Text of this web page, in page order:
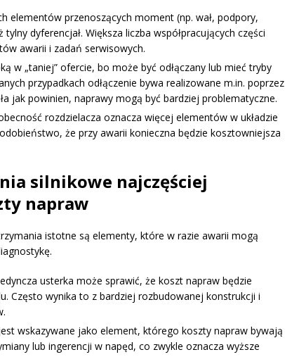
elementów przenoszących moment (np. wał, podpory,
dyferencjał. Większa liczba współpracujących części
awarii i zadań serwisowych.
w „taniej” ofercie, bo może być odłączany lub mieć tryby
przypadkach odłączenie bywa realizowane m.in. poprzez
jak powinien, naprawy mogą być bardziej problematyczne.
rozdzielacza oznacza więcej elementów w układzie
że przy awarii konieczna będzie kosztowniejsza
silnikowe najczęściej
napraw
istotne są elementy, które w razie awarii mogą
usterka może sprawić, że koszt napraw będzie
Często wynika to z bardziej rozbudowanej konstrukcji i
wskazywane jako element, którego koszty napraw bywają
lub ingerencji w napęd, co zwykle oznacza wyższe